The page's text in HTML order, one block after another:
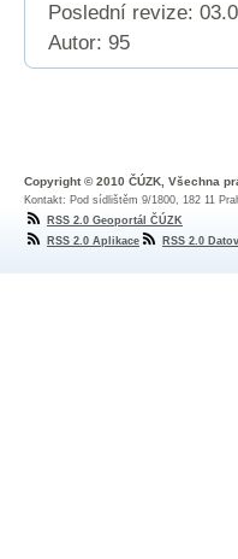
Poslední revize:
Autor: 95
Copyright © 2010 ČÚZK, Všechna
Kontakt: Pod sídlištěm 9/1800, 182 11
RSS 2.0 Geoportál ČÚZK
RSS 2.0 Aplikace
RSS 2.0